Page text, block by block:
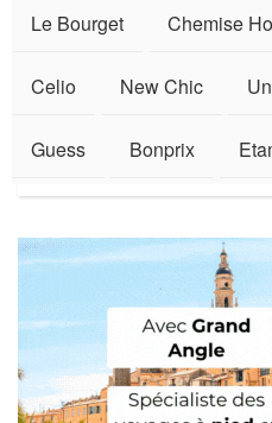
Le Bourget Chemise
Celio New Chic
Guess Bonprix